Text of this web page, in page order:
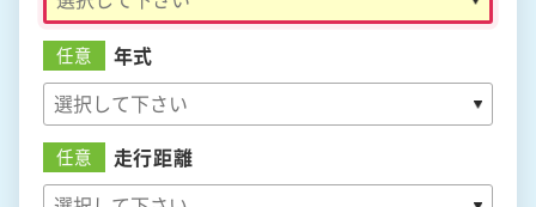
任意 年式
任意 走行距離